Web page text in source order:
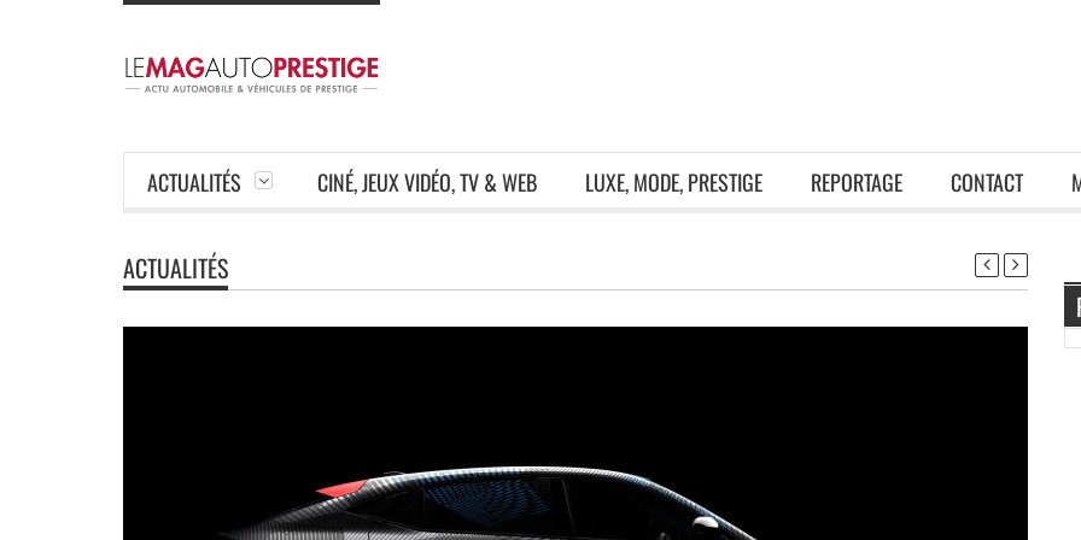
ACTUALITÉS CINÉ, JEUX VIDÉO, TV & WEB LUXE, MODE, PRESTIGE REPORTAGE CONTACT
ACTUALITÉS